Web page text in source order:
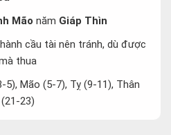
Mão năm Giáp Thìn
cầu tài nên tránh, dù được
thua
5), Mão (5-7), Tỵ (9-11), Thân
23)